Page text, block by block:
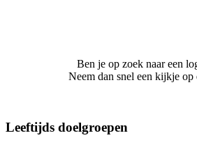
Ben je op zoek naar een
Neem dan snel een kijkje op
Leeftijds doelgroepen